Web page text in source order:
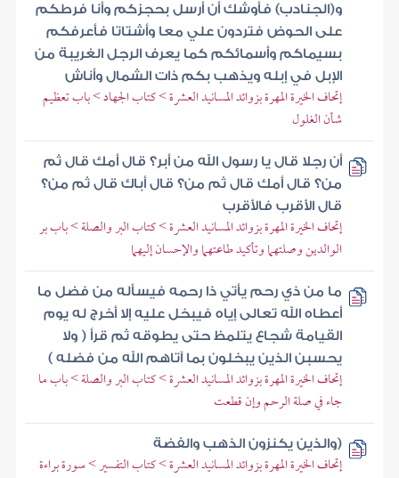
و(الجنادب) فأوشك أن أرسل بحجزكم وأنا فرطكم
على الحوض فتردون علي معا وأشتاتا فأعرفكم
بسيماكم وأسمائكم كما يعرف الرجل الغريبة من
الإبل في إبله ويذهب بكم ذات الشمال وأناش
إتحاف الخيرة المهرة بزوائد المسانيد العشرة > كتاب الجهاد > باب تعظيم
شأن الغلول
أن رجلا قال يا رسول الله من أبر؟ قال أمك قال ثم
من؟ قال أمك قال ثم من؟ قال أباك قال ثم من؟
قال الأقرب فالأقرب
إتحاف الخيرة المهرة بزوائد المسانيد العشرة > كتاب البر والصلة > باب بر
الوالدين وصلتهما وتأكيد طاعتهما والإحسان إليهما
ما من ذي رحم يأتي ذا رحمه فيسأله من فضل ما
أعطاه الله تعالى إياه فيبخل عليه إلا أخرج له يوم
القيامة شجاع يتلمظ حتى يطوقه ثم قرأ ( ولا
يحسبن الذين يبخلون بما آتاهم الله من فضله )
إتحاف الخيرة المهرة بزوائد المسانيد العشرة > كتاب البر والصلة > باب ما
جاء في صلة الرحم وإن قطعت
(والذين يكنزون الذهب والفضة
إتحاف الخيرة المهرة بزوائد المسانيد العشرة > كتاب التفسير > سورة براءة